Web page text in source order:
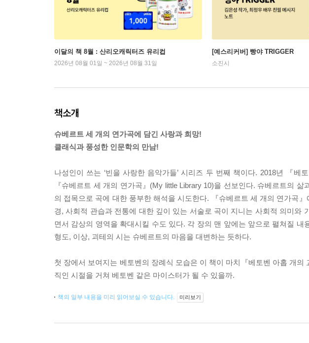
이달의 책 8월 : 산리오캐릭터즈 유리컵
2026년 08월 01일 ~ 2026년 08월 31일
[예스리커버] 빵야 TRIGGER
소진시
책소개
슈베르트 세 개의 연가곡에 담긴 사랑과 희망!
클래식과 풍성한 인문학의 만남!
나성인이 쓰는 ‘빈을 사랑한 음악가들’ 시리즈 두 번째 책이다. 2018년 『
『슈베르트 세 개의 연가곡』(My little Library 10)을 선보인다. 슈베르트의
의 접목으로 곡에 대한 풍부한 해석을 시도한다. 『슈베르트 세 개의 연가곡
경, 사회적 관습과 전통에 대한 깊이 있는 서술로 곡이 지니는 사회적 의미와
면서 감상의 영역을 확대시킬 수도 있다. 각 장의 맨 앞에는 앞으로 펼쳐질
형도, 이상, 괴테의 시는 슈베르트의 마음을 대변하는 듯하다.
첫 장에서 보여지는 베토벤의 장례식 모습은 이 책이 마치『베토벤 아홉 개
직인 시절을 거쳐 베토벤 같은 마이스터가 될 수 있을까.
책의 일부 내용을 미리 읽어보실 수 있습니다. 미리보기